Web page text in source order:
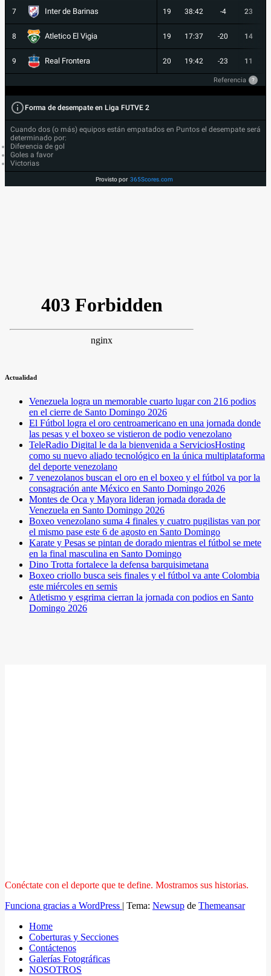
7 Inter de Barinas 19 38:42 -4 23
8 Atletico El Vigia 19 17:37 -20 14
9 Real Frontera 20 19:42 -23 11
Referencia ?
Forma de desempate en Liga FUTVE 2
Cuando dos (o más) equipos están empatados en Puntos el desempate será
determinado por:
Diferencia de gol
Goles a favor
Victorias
Provisto por 365Scores.com
Actualidad
Venezuela logra un memorable cuarto lugar con 216 podios
en el cierre de Santo Domingo 2026
El Fútbol logra el oro centroamericano en una jornada donde
las pesas y el boxeo se vistieron de podio venezolano
TeleRadio Digital le da la bienvenida a ServiciosHosting
como su nuevo aliado tecnológico en la única multiplataforma
del deporte venezolano
7 venezolanos buscan el oro en el boxeo y el fútbol va por la
consagración ante México en Santo Domingo 2026
Montes de Oca y Mayora lideran jornada dorada de
Venezuela en Santo Domingo 2026
Boxeo venezolano suma 4 finales y cuatro pugilistas van por
el mismo pase este 6 de agosto en Santo Domingo
Karate y Pesas se pintan de dorado mientras el fútbol se mete
en la final masculina en Santo Domingo
Dino Trotta fortalece la defensa barquisimetana
Boxeo criollo busca seis finales y el fútbol va ante Colombia
este miércoles en semis
Atletismo y esgrima cierran la jornada con podios en Santo
Domingo 2026
Conéctate con el deporte que te define. Mostramos sus historias.
Funciona gracias a WordPress | Tema: Newsup de Themeansar
Home
Coberturas y Secciones
Contáctenos
Galerías Fotográficas
NOSOTROS